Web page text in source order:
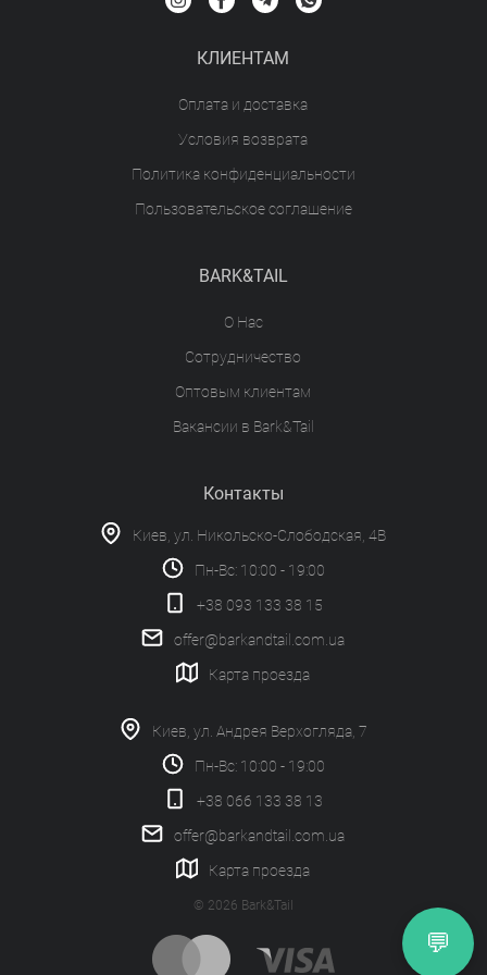
КЛИЕНТАМ
Оплата и доставка
Условия возврата
Политика конфиденциальности
Пользовательское соглашение
BARK&TAIL
О Нас
Сотрудничество
Оптовым клиентам
Вакансии в Bark&Tail
Контакты
Киев, ул. Никольско-Слободская, 4В
Пн-Вс: 10:00 - 19:00
+38 093 133 38 15
offer@barkandtail.com.ua
Карта проезда
Киев, ул. Андрея Верхогляда, 7
Пн-Вс: 10:00 - 19:00
+38 066 133 38 13
offer@barkandtail.com.ua
Карта проезда
© 2026 Bark&Tail
💬